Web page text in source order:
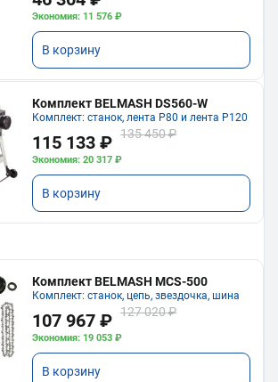
Экономия: 11 576 ₽
В корзину
Комплект BELMASH DS560-W
Комплект: станок, лента P80 и лента P120
115 133 ₽ 135 450 ₽
Экономия: 20 317 ₽
В корзину
Комплект BELMASH MCS-500
Комплект: станок, цепь, звездочка, шина
107 967 ₽ 127 020 ₽
Экономия: 19 053 ₽
В корзину